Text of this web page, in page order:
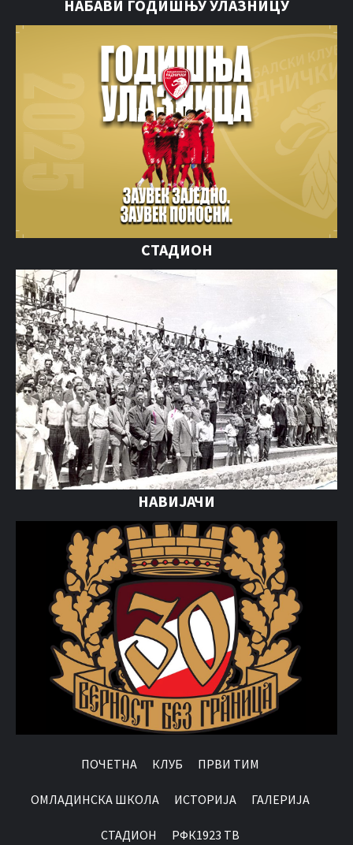
НАБАВИ ГОДИШЊУ УЛАЗНИЦУ
СТАДИОН
НАВИЈАЧИ
ПОЧЕТНА КЛУБ ПРВИ ТИМ
OМЛАДИНСКА ШКОЛА ИСТОРИЈА ГАЛЕРИЈА
СТАДИОН РФК1923 ТВ